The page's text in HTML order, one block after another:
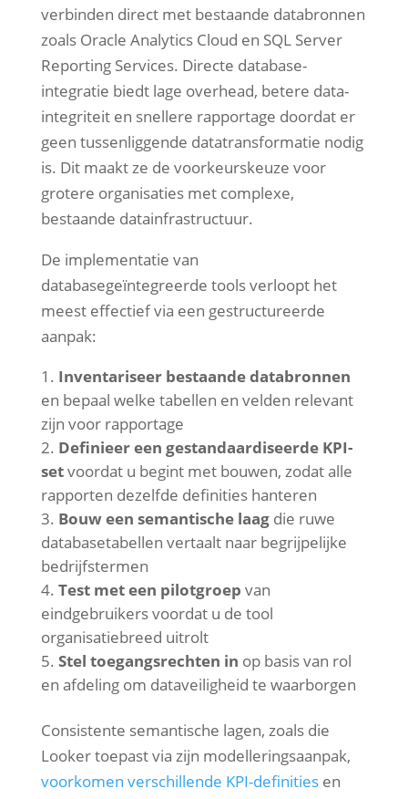
verbinden direct met bestaande databronnen
zoals Oracle Analytics Cloud en SQL Server
Reporting Services. Directe database-
integratie biedt lage overhead, betere data-
integriteit en snellere rapportage doordat er
geen tussenliggende datatransformatie nodig
is. Dit maakt ze de voorkeurskeuze voor
grotere organisaties met complexe,
bestaande datainfrastructuur.
De implementatie van
databasegeïntegreerde tools verloopt het
meest effectief via een gestructureerde
aanpak:
Inventariseer bestaande databronnen
en bepaal welke tabellen en velden relevant
zijn voor rapportage
Definieer een gestandaardiseerde KPI-
setvoordat u begint met bouwen, zodat alle
rapporten dezelfde definities hanteren
Bouw een semantische laagdie ruwe
databasetabellen vertaalt naar begrijpelijke
bedrijfstermen
Test met een pilotgroep van
eindgebruikers voordat u de tool
organisatiebreed uitrolt
Stel toegangsrechten in op basis van rol
en afdeling om dataveiligheid te waarborgen
Consistente semantische lagen, zoals die
Looker toepast via zijn modelleringsaanpak,
voorkomen verschillende KPI-definitiesen